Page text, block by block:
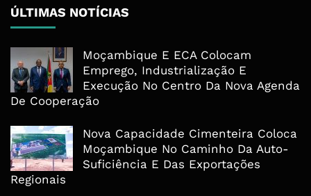
ÚLTIMAS NOTÍCIAS
Moçambique E ECA Colocam
Emprego, Industrialização E
Execução No Centro Da Nova Agenda
De Cooperação
Nova Capacidade Cimenteira Coloca
Moçambique No Caminho Da Auto-
Suficiência E Das Exportações
Regionais